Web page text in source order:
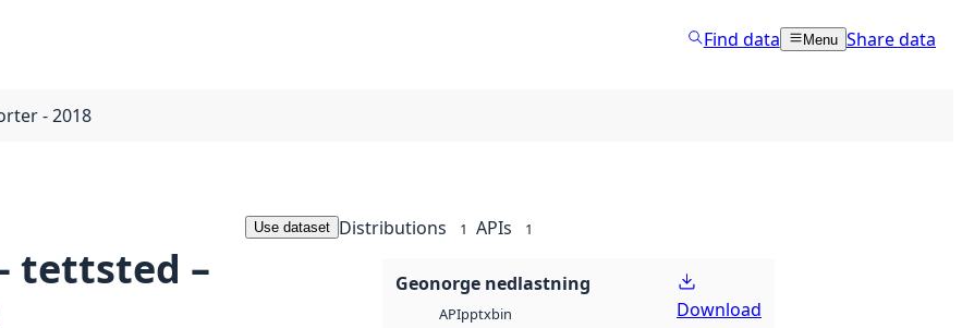
Find data Menu Share data
- 2018
tettsted –
Use dataset Distributions 1 APIs 1
Geonorge nedlastning
APIpptxbin Download